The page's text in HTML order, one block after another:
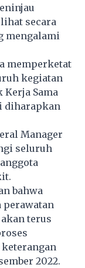
secara
mengalami
memperketat
kegiatan
Sama
diharapkan
Manager
seluruh
bahwa
perawatan
terus
2022.